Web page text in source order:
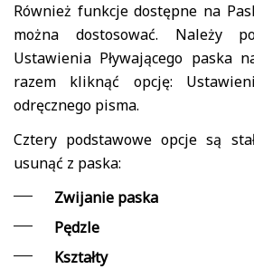
Również funkcje dostępne na
można dostosować. Należy
Ustawienia Pływającego paska
razem kliknąć opcję:
odręcznego pisma.
Cztery podstawowe opcje są
usunąć z paska:
Zwijanie paska
Pędzle
Kształty